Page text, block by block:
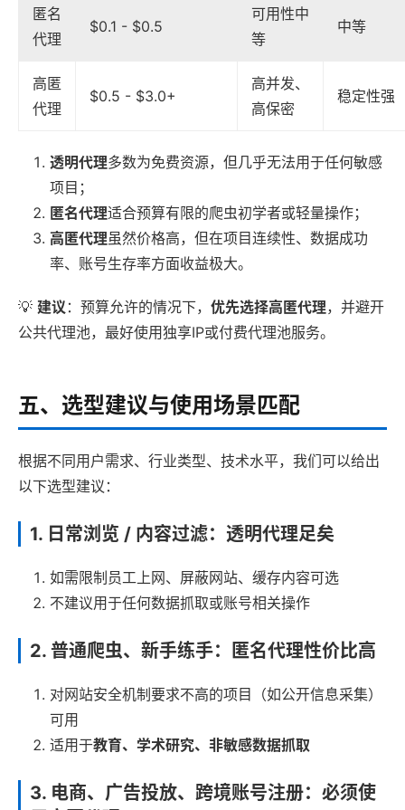
匿名
代理
$0.1 - $0.5
可用性中
等
中等
高匿
代理
$0.5 - $3.0+
高并发、
高保密
稳定性强
透明代理多数为免费资源，但几乎无法用于任何敏感
项目；
匿名代理适合预算有限的爬虫初学者或轻量操作；
高匿代理虽然价格高，但在项目连续性、数据成功
率、账号生存率方面收益极大。
💡 建议 ：预算允许的情况下， 优先选择高匿代理，并避开
公共代理池，最好使用独享IP或付费代理池服务。
五、选型建议与使用场景匹配
根据不同用户需求、行业类型、技术水平，我们可以给出
以下选型建议：
1. 日常浏览 / 内容过滤：透明代理足矣
如需限制员工上网、屏蔽网站、缓存内容可选
不建议用于任何数据抓取或账号相关操作
2. 普通爬虫、新手练手：匿名代理性价比高
对网站安全机制要求不高的项目（如公开信息采集）
可用
适用于教育、学术研究、非敏感数据抓取
3. 电商、广告投放、跨境账号注册：必须使